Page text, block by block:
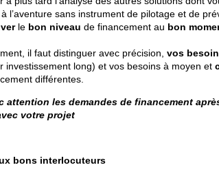
l’aventure sans instrument de pilotage et de
le bon niveau de financement au bon
il faut distinguer avec précision, vos
investissement long) et vos besoins à moyen et
différentes.
attention les demandes de financement
votre projet
bons interlocuteurs